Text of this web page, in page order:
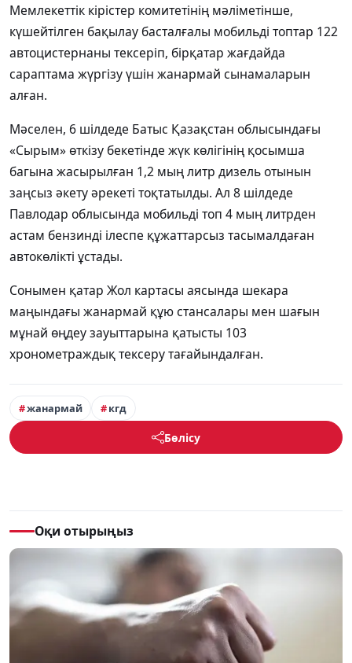
Мемлекеттік кірістер комитетінің мәліметінше,
күшейтілген бақылау басталғалы мобильді топтар 122
автоцистернаны тексеріп, бірқатар жағдайда
сараптама жүргізу үшін жанармай сынамаларын
алған.
Мәселен, 6 шілдеде Батыс Қазақстан облысындағы
«Сырым» өткізу бекетінде жүк көлігінің қосымша
багына жасырылған 1,2 мың литр дизель отынын
заңсыз әкету әрекеті тоқтатылды. Ал 8 шілдеде
Павлодар облысында мобильді топ 4 мың литрден
астам бензинді ілеспе құжаттарсыз тасымалдаған
автокөлікті ұстады.
Сонымен қатар Жол картасы аясында шекара
маңындағы жанармай құю стансалары мен шағын
мұнай өңдеу зауыттарына қатысты 103
хронометраждық тексеру тағайындалған.
жанармай кгд
Бөлісу
Оқи отырыңыз